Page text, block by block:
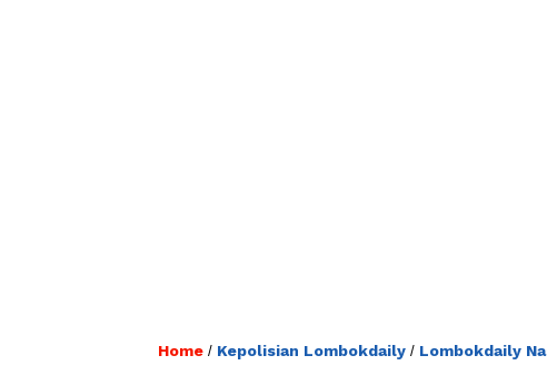
Home / Kepolisian Lombokdaily / Lombokdaily